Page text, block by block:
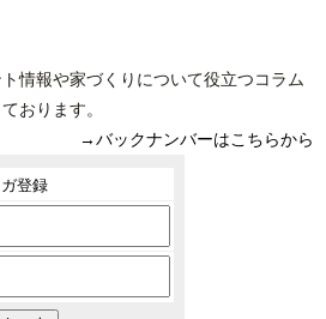
情報や家づくりについて役立つコラム
おります。
→バックナンバーはこちらから